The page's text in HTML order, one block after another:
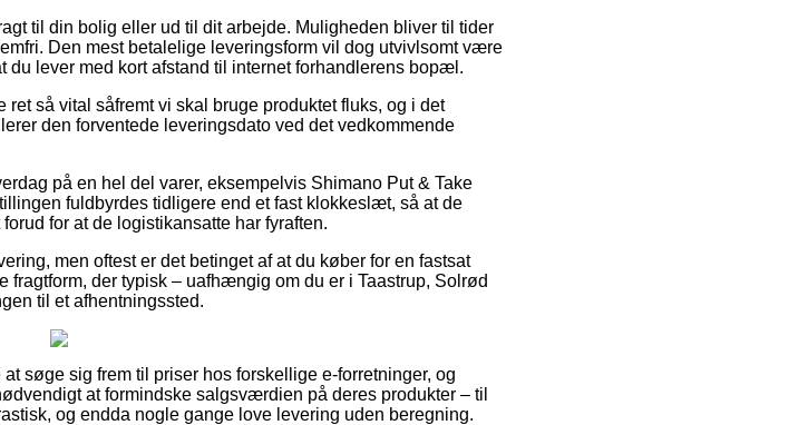
til din bolig eller ud til dit arbejde. Muligheden bliver til tider
Den mest betalelige leveringsform vil dog utvivlsomt være
du lever med kort afstand til internet forhandlerens bopæl.
så vital såfremt vi skal bruge produktet fluks, og i det
den forventede leveringsdato ved det vedkommende
på en hel del varer, eksempelvis Shimano Put & Take
fuldbyrdes tidligere end et fast klokkeslæt, så at de
for at de logistikansatte har fyraften.
men oftest er det betinget af at du køber for en fastsat
fragtform, der typisk – uafhængig om du er i Taastrup, Solrød
til et afhentningssted.
søge sig frem til priser hos forskellige e-forretninger, og
at formindske salgsværdien på deres produkter – til
og endda nogle gange love levering uden beregning.